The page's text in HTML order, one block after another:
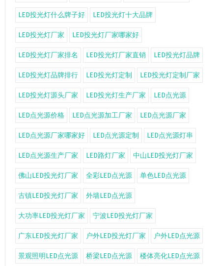
LED投光灯什么牌子好 LED投光灯十大品牌
LED投光灯厂家 LED投光灯厂家哪家好
LED投光灯厂家排名 LED投光灯厂家直销 LED投光灯品牌
LED投光灯品牌排行 LED投光灯定制 LED投光灯定制厂家
LED投光灯源头厂家 LED投光灯生产厂家 LED点光源
LED点光源价格 LED点光源加工厂家 LED点光源厂家
LED点光源厂家哪家好 LED点光源定制 LED点光源灯串
LED点光源生产厂家 LED路灯厂家 中山LED投光灯厂家
佛山LED投光灯厂家 全彩LED点光源 单色LED点光源
古镇LED投光灯厂家 外墙LED点光源
大功率LED投光灯厂家 宁波LED投光灯厂家
广东LED投光灯厂家 户外LED投光灯厂家 户外LED点光源
景观照明LED点光源 桥梁LED点光源 楼体亮化LED点光源